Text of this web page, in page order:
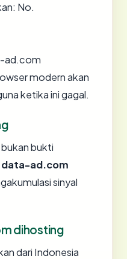
No.
ad.com
modern akan
ketika ini gagal.
bukti
data-ad.com
sinyal
dihosting
dari Indonesia